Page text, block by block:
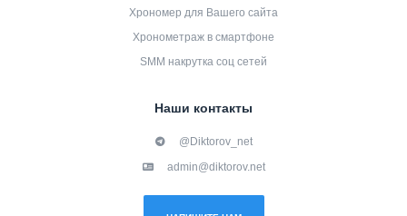
Хрономер для Вашего сайта
Хронометраж в смартфоне
SMM накрутка соц сетей
Наши контакты
@Diktorov_net
admin@diktorov.net